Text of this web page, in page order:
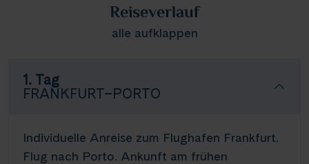
Reiseverlauf
alle aufklappen
1. Tag
FRANKFURT–PORTO
Individuelle Anreise zum Flughafen Frankfurt.
Flug nach Porto. Ankunft am frühen